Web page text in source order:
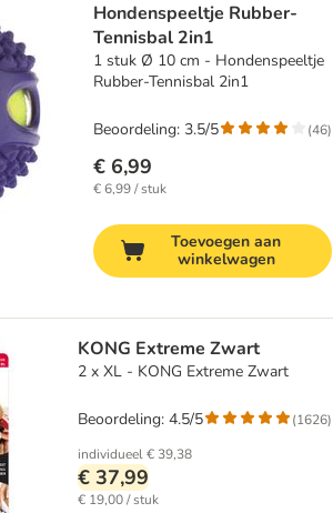
Hondenspeeltje Rubber-
Tennisbal 2in1
1 stuk Ø 10 cm - Hondenspeeltje
Rubber-Tennisbal 2in1
€ 6,99
€ 6,99 / stuk
Beoordeling: 3.5/5 (46)
Toevoegen aan
winkelwagen
KONG Extreme Zwart
2 x XL - KONG Extreme Zwart
individueel€ 39,38
€ 37,99
€ 19,00 / stuk
Beoordeling: 4.5/5 (1626)